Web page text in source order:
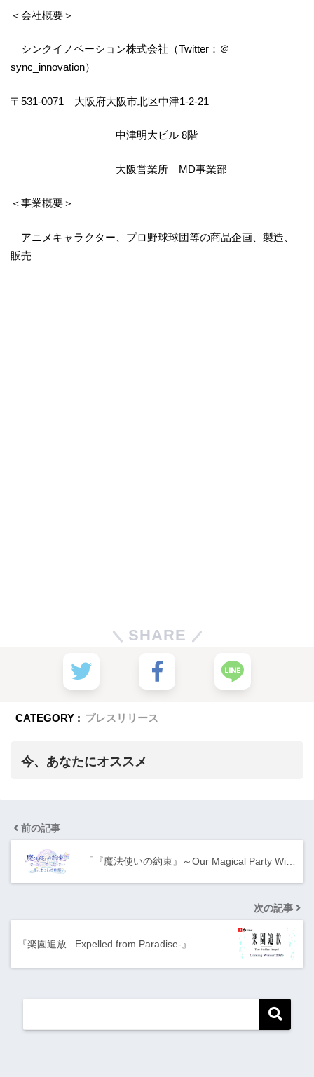
＜会社概要＞
シンクイノベーション株式会社（Twitter：＠
sync_innovation）
〒531-0071 大阪府大阪市北区中津1-2-21
中津明大ビル 8階
大阪営業所 MD事業部
＜事業概要＞
アニメキャラクター、プロ野球球団等の商品企画、製造、
販売
SHARE
CATEGORY : プレスリリース
今、あなたにオススメ
前の記事
「『魔法使いの約束』～Our Magical Party Wi…
次の記事
『楽園追放 –Expelled from Paradise-』…